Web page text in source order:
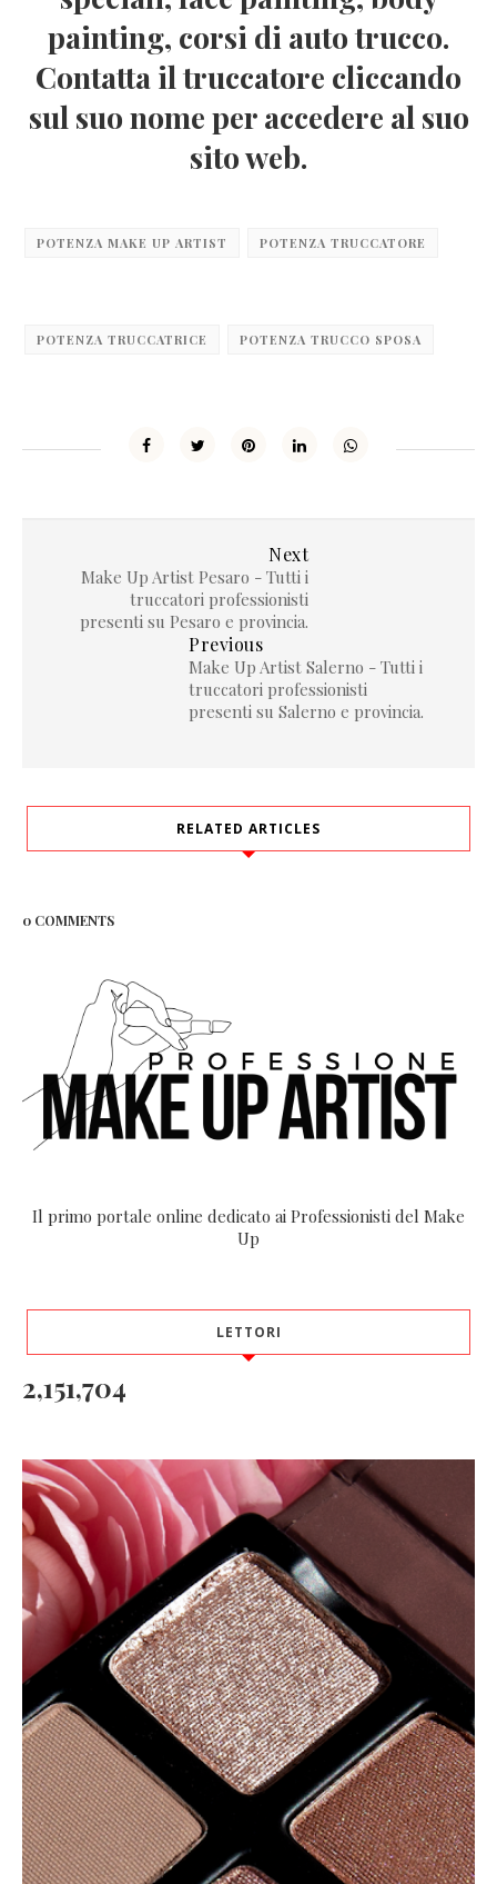
painting, corsi di auto trucco.
Contatta il truccatore cliccando
sul suo nome per accedere al suo
sito web.
POTENZA MAKE UP ARTIST POTENZA TRUCCATORE
POTENZA TRUCCATRICE POTENZA TRUCCO SPOSA
Next
Make Up Artist Pesaro - Tutti i
truccatori professionisti
presenti su Pesaro e provincia.
Previous
Make Up Artist Salerno - Tutti i
truccatori professionisti
presenti su Salerno e provincia.
RELATED ARTICLES
0 COMMENTS
Il primo portale online dedicato ai Professionisti del Make
Up
LETTORI
2,151,704